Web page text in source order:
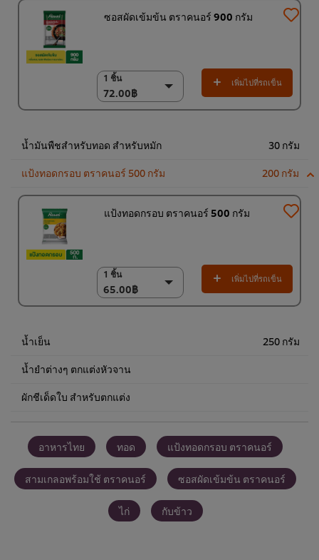
ซอสผัดเข้มข้น ตราคนอร์ 900 กรัม
1 ชิ้น
72.00฿
1 ชิ้น
72.00฿
(ราคาพิเศษ) แพ็ค 12
860.00฿
เพิ่มไปที่รถเข็น
น้ำมันพืชสำหรับทอด สำหรับหมัก 30 กรัม
แป้งทอดกรอบ ตราคนอร์ 500 กรัม 200 กรัม
แป้งทอดกรอบ ตราคนอร์ 500 กรัม
1 ชิ้น
65.00฿
1 ชิ้น
65.00฿
6 x 500 ก.
เพิ่มไปที่รถเข็น
น้ำเย็น 250 กรัม
น้ำยำต่างๆ ตกแต่งหัวจาน
ผักชีเด็ดใบ สำหรับตกแต่ง
อาหารไทย ทอด แป้งทอดกรอบ ตราคนอร์
สามเกลอพร้อมใช้ ตราคนอร์ ซอสผัดเข้มข้น ตราคนอร์
ไก่ กับข้าว